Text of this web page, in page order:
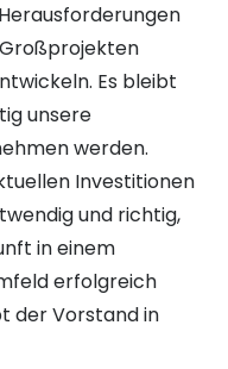
Es bleibt
unsere
werden.
Investitionen
und richtig,
in einem
erfolgreich
der Vorstand in